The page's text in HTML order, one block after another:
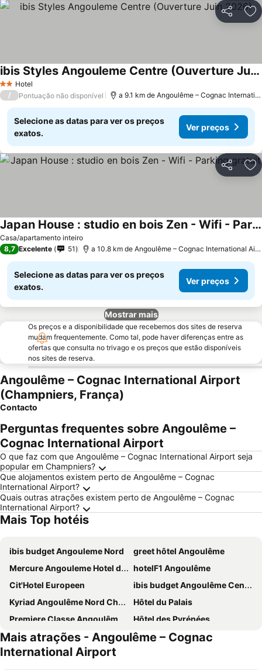
Partilhar
2 Estrelas
Hotel
ibis Styles Angouleme Centre (Ouverture Juin 2026)
/ Pontuação não disponível a 9.1 km de Angoulême – Cognac International Airport
Selecione as datas para ver os preços
exatos.
Ver preços
Partilhar
Casa/apartamento inteiro
Japan House : studio en bois Zen - Wifi - Parking gratuit
8,7 Excelente 51 a 10.8 km de Angoulême – Cognac International Airport
Selecione as datas para ver os preços
exatos.
Ver preços
Mostrar mais
Os preços e a disponibilidade que recebemos dos sites de reserva
mudam frequentemente. Como tal, pode haver diferenças entre as
ofertas que consulta no trivago e os preços que estão disponíveis
nos sites de reserva.
Angoulême – Cognac International Airport
(Champniers, França)
Contacto
Perguntas frequentes sobre Angoulême –
Cognac International Airport
O que faz com que Angoulême – Cognac International Airport seja
popular em Champniers?
Que alojamentos existem perto de Angoulême – Cognac
International Airport?
Quais outras atrações existem perto de Angoulême – Cognac
International Airport?
Mais Top hotéis
ibis budget Angouleme Nord
greet hôtel Angoulême
Mercure Angouleme Hotel de France
hotelF1 Angoulême
Cit'Hotel Europeen
ibis budget Angoulême Centre
Kyriad Angoulême Nord Champniers- Hôtel & Résidence
Hôtel du Palais
Premiere Classe Angoulême La Couronne
Hôtel des Pyrénées
Brit Hotel Terminus
ibis Angoulême Nord
Sure Hotel by Best Western Angouleme
Mais atrações - Angoulême – Cognac
International Airport